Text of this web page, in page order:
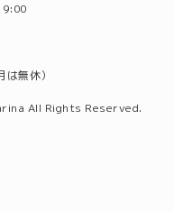
無休）
All Rights Reserved.